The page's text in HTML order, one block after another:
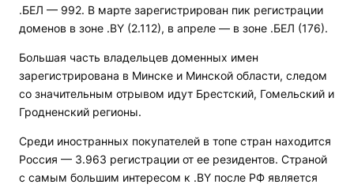
.БЕЛ — 992. В марте зарегистрирован пик регистрации
доменов в зоне .BY (2.112), в апреле — в зоне .БЕЛ (176).
Большая часть владельцев доменных имен
зарегистрирована в Минске и Минской области, следом
со значительным отрывом идут Брестский, Гомельский и
Гродненский регионы.
Среди иностранных покупателей в топе стран находится
Россия — 3.963 регистрации от ее резидентов. Страной
с самым большим интересом к .BY после РФ является